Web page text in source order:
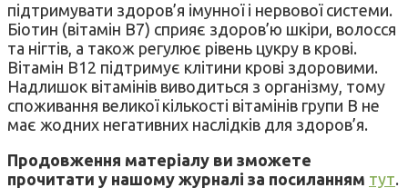
підтримувати здоров’я імунної і нервової системи.
Біотин (вітамін B7) сприяє здоров’ю шкіри, волосся
та нігтів, а також регулює рівень цукру в крові.
Вітамін В12 підтримує клітини крові здоровими.
Надлишок вітамінів виводиться з організму, тому
споживання великої кількості вітамінів групи В не
має жодних негативних наслідків для здоров’я.
Продовження матеріалу ви зможете
прочитати у нашому журналі за посиланням тут.